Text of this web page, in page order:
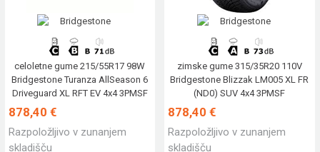
celoletne gume 215/55R17 98W
Bridgestone Turanza AllSeason 6
Driveguard XL RFT EV 4x4 3PMSF
878,40 €
Razpoložljivo v zunanjem
skladišču
zimske gume 315/35R20 110V
Bridgestone Blizzak LM005 XL FR
(ND0) SUV 4x4 3PMSF
878,40 €
Razpoložljivo v zunanjem
skladišču